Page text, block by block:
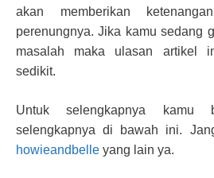
akan memberikan
perenungnya. Jika kamu sedang
masalah maka ulasan artikel
sedikit.
Untuk selengkapnya kamu
selengkapnya di bawah ini.
howieandbelle yang lain ya.